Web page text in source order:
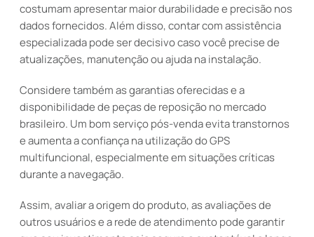
costumam apresentar maior durabilidade e precisão nos
dados fornecidos. Além disso, contar com assistência
especializada pode ser decisivo caso você precise de
atualizações, manutenção ou ajuda na instalação.
Considere também as garantias oferecidas e a
disponibilidade de peças de reposição no mercado
brasileiro. Um bom serviço pós-venda evita transtornos
e aumenta a confiança na utilização do GPS
multifuncional, especialmente em situações críticas
durante a navegação.
Assim, avaliar a origem do produto, as avaliações de
outros usuários e a rede de atendimento pode garantir